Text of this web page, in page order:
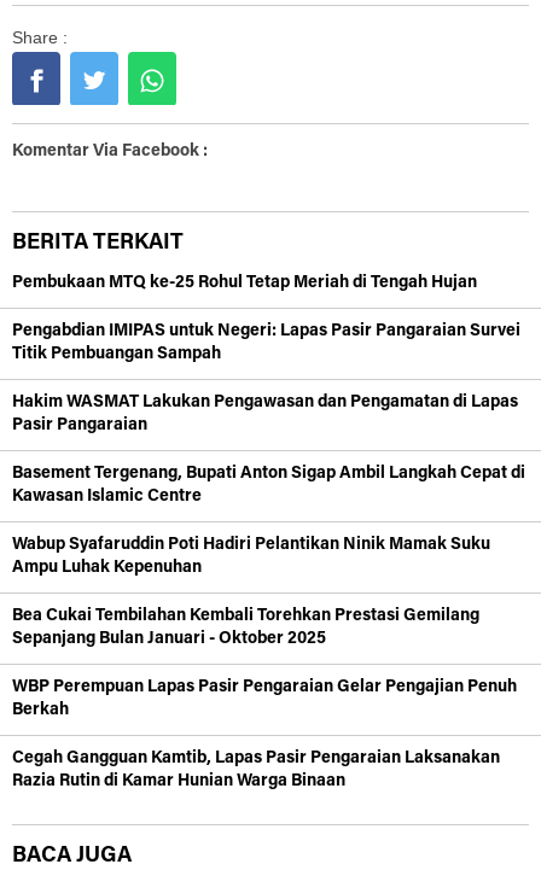
Share :
Komentar Via Facebook :
BERITA TERKAIT
Pembukaan MTQ ke-25 Rohul Tetap Meriah di Tengah Hujan
Pengabdian IMIPAS untuk Negeri: Lapas Pasir Pangaraian Survei
Titik Pembuangan Sampah
Hakim WASMAT Lakukan Pengawasan dan Pengamatan di Lapas
Pasir Pangaraian
Basement Tergenang, Bupati Anton Sigap Ambil Langkah Cepat di
Kawasan Islamic Centre
Wabup Syafaruddin Poti Hadiri Pelantikan Ninik Mamak Suku
Ampu Luhak Kepenuhan
Bea Cukai Tembilahan Kembali Torehkan Prestasi Gemilang
Sepanjang Bulan Januari - Oktober 2025
WBP Perempuan Lapas Pasir Pengaraian Gelar Pengajian Penuh
Berkah
Cegah Gangguan Kamtib, Lapas Pasir Pengaraian Laksanakan
Razia Rutin di Kamar Hunian Warga Binaan
BACA JUGA